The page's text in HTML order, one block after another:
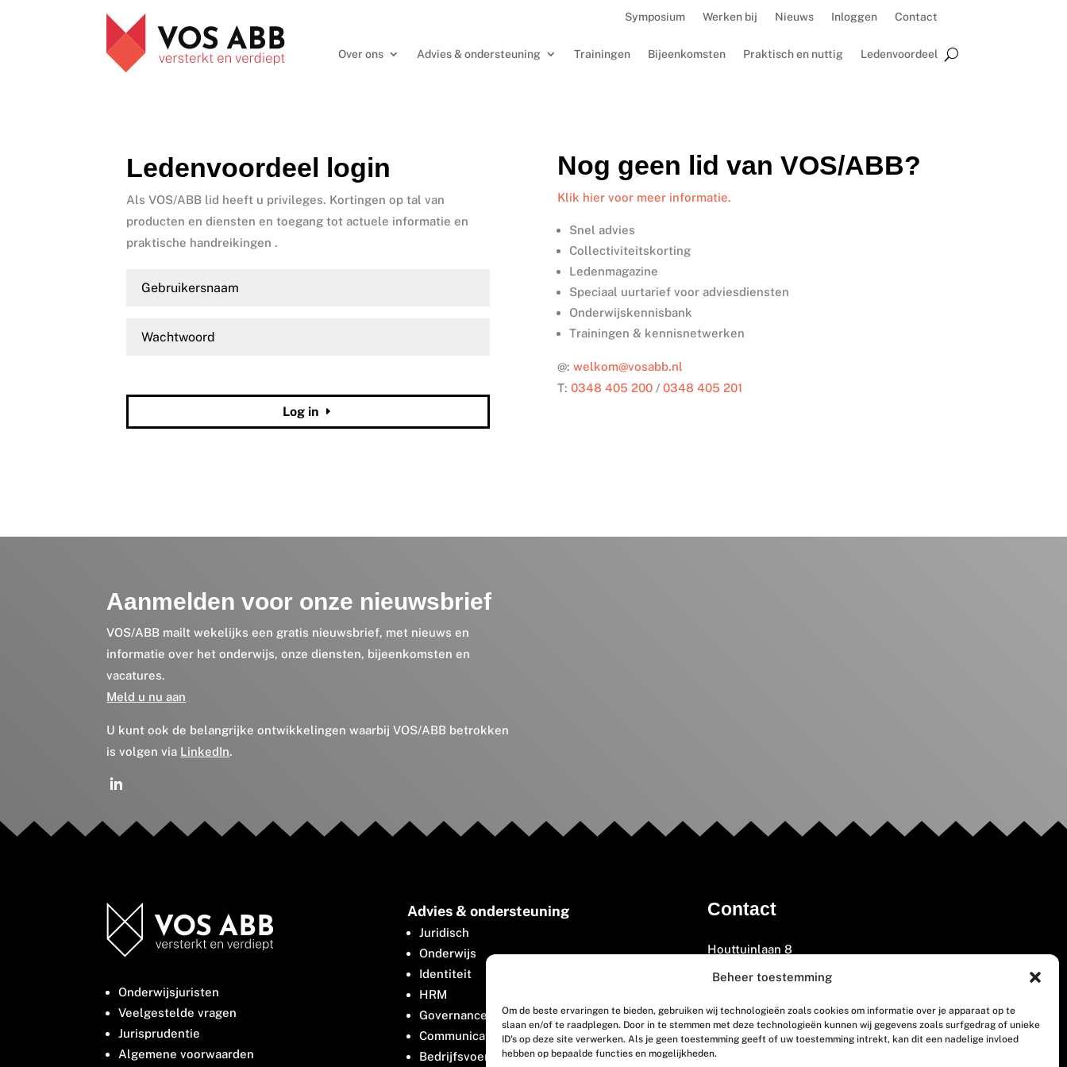
Beheer toestemming
Om de beste ervaringen te bieden, gebruiken wij technologieën zoals cookies om informatie over je apparaat op te
slaan en/of te raadplegen. Door in te stemmen met deze technologieën kunnen wij gegevens zoals surfgedrag of unieke
ID's op deze site verwerken. Als je geen toestemming geeft of uw toestemming intrekt, kan dit een nadelige invloed
hebben op bepaalde functies en mogelijkheden.
Symposium Werken bij Nieuws Inloggen Contact
Over ons Advies & ondersteuning Trainingen Bijeenkomsten Praktisch en nuttig Ledenvoordeel
Ledenvoordeel login
Als VOS/ABB lid heeft u privileges. Kortingen op tal van
producten en diensten en toegang tot actuele informatie en
praktische handreikingen .
Log in
Nog geen lid van VOS/ABB?
Klik hier voor meer informatie.
Snel advies
Collectiviteitskorting
Ledenmagazine
Speciaal uurtarief voor adviesdiensten
Onderwijskennisbank
Trainingen & kennisnetwerken
@: welkom@vosabb.nl
T: 0348 405 200/ 0348 405 201
Aanmelden voor onze nieuwsbrief
VOS/ABB mailt wekelijks een gratis nieuwsbrief, met nieuws en
informatie over het onderwijs, onze diensten, bijeenkomsten en
vacatures.
Meld u nu aan
U kunt ook de belangrijke ontwikkelingen waarbij VOS/ABB betrokken
is volgen via LinkedIn.
Onderwijsjuristen
Veelgestelde vragen
Jurisprudentie
Algemene voorwaarden
Advies & ondersteuning
Juridisch
Onderwijs
Identiteit
HRM
Governance
Communicatie
Bedrijfsvoering
Contact
Houttuinlaan 8
3447 GM Woerden
(0348) 405 200
welkom@vosabb.nl
Privacy, disclaimer en copyright